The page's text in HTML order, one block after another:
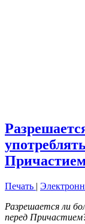
Печать |
Разрешается ли
перед